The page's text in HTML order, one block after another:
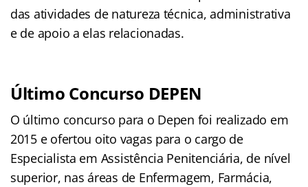
das atividades de natureza técnica, administrativa
e de apoio a elas relacionadas.
Último Concurso DEPEN
O último concurso para o Depen foi realizado em
2015 e ofertou oito vagas para o cargo de
Especialista em Assistência Penitenciária, de nível
superior, nas áreas de Enfermagem, Farmácia,